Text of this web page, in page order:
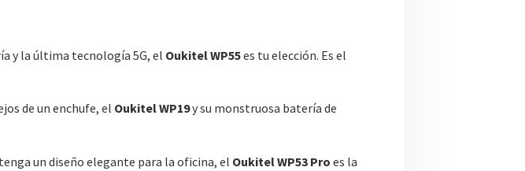
y la última tecnología 5G, el Oukitel WP55es tu elección. Es el
de un enchufe, el Oukitel WP19y su monstruosa batería de
un diseño elegante para la oficina, el Oukitel WP53 Pro es la